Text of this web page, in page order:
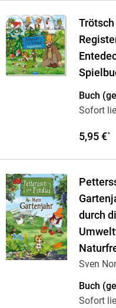
Buch
Sofort
5,95 €*
durch
Sven
Buch
Sofort